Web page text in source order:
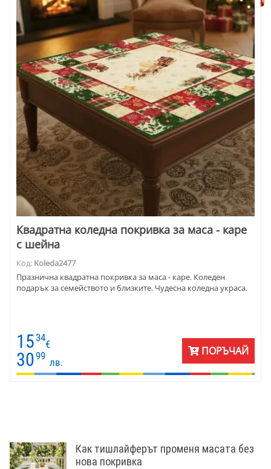
Квадратна коледна покривка за маса - каре
с шейна
Код: Koleda2477
Празнична квадратна покривка за маса - каре. Коледен
подарък за семейството и близките. Чудесна коледна украса.
15 34
€
3099
лв.
ПОРЪЧАЙ
Как тишлайферът променя масата без
нова покривка